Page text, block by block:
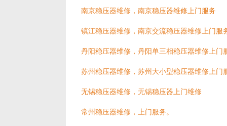
南京稳压器维修，南京稳压器维修上门服务
镇江稳压器维修，南京交流稳压器维修上门服
丹阳稳压器维修，丹阳单三相稳压器维修上门
苏州稳压器维修，苏州大小型稳压器维修上门
无锡稳压器维修，无锡稳压器上门维修
常州稳压器维修，上门服务。